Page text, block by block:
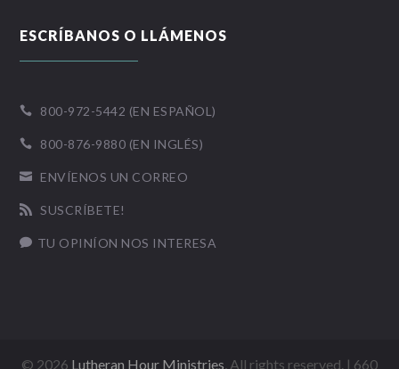
ESCRÍBANOS O LLÁMENOS
 800-972-5442 (EN ESPAÑOL)
 800-876-9880 (EN INGLÉS)
 ENVÍENOS UN CORREO
 SUSCRÍBETE!
 TU OPINÍON NOS INTERESA
© 2026 Lutheran Hour Ministries, All rights reserved. | 660